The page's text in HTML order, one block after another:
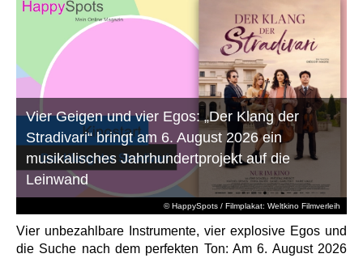
© HappySpots / Filmplakat: Weltkino Filmverleih
Vier Geigen und vier Egos: „Der Klang der
Stradivari“ bringt am 6. August 2026 ein
musikalisches Jahrhundertprojekt auf die
Leinwand
Vier unbezahlbare Instrumente, vier explosive Egos und
die Suche nach dem perfekten Ton: Am 6. August 2026